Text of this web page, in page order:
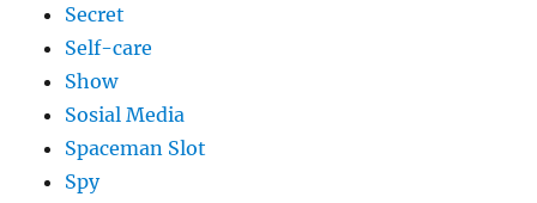
Secret
Self-care
Show
Sosial Media
Spaceman Slot
Spy